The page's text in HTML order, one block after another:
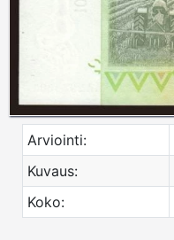
Arviointi:
Kuvaus:
Koko: